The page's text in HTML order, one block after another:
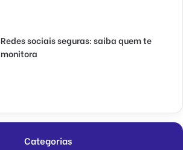
Redes sociais seguras: saiba quem te
monitora
Categorias